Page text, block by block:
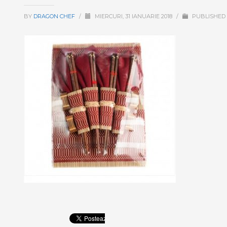
BY DRAGON CHEF / MIERCURI, 31 IANUARIE 2018 / PUBLISHED